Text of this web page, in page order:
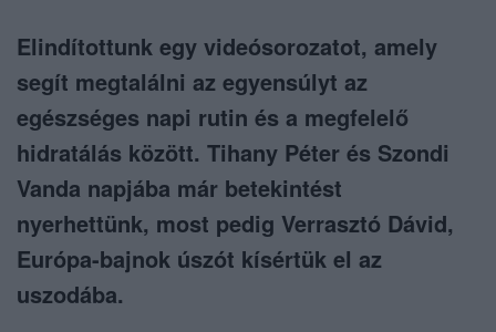
Elindítottunk egy videósorozatot, amely
segít megtalálni az egyensúlyt az
egészséges napi rutin és a megfelelő
hidratálás között. Tihany Péter és Szondi
Vanda napjába már betekintést
nyerhettünk, most pedig Verrasztó Dávid,
Európa-bajnok úszót kísértük el az
uszodába.